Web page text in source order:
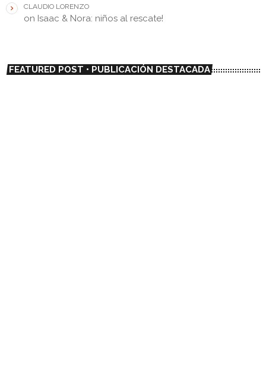
CLAUDIO LORENZO
on Isaac & Nora: niños al rescate!
FEATURED POST • PUBLICACIÓN DESTACADA